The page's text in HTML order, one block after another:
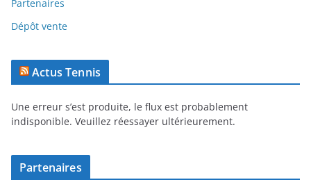
Partenaires
Dépôt vente
Actus Tennis
Une erreur s’est produite, le flux est probablement
indisponible. Veuillez réessayer ultérieurement.
Partenaires